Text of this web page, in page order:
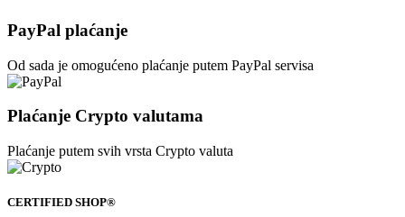
PayPal plaćanje
Od sada je omogućeno plaćanje putem PayPal servisa
Plaćanje Crypto valutama
Plaćanje putem svih vrsta Crypto valuta
CERTIFIED SHOP®